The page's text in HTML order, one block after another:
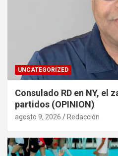
UNCATEGORIZED
Consulado RD en NY, el
partidos (OPINION)
agosto 9, 2026 Redacción